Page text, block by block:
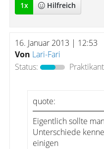
1x Hilfreich
16. Januar 2013 | 12:53
Von Lari-Fari
Status:
Praktikant
quote:
Eigentlich sollte
Unterschiede
einigen